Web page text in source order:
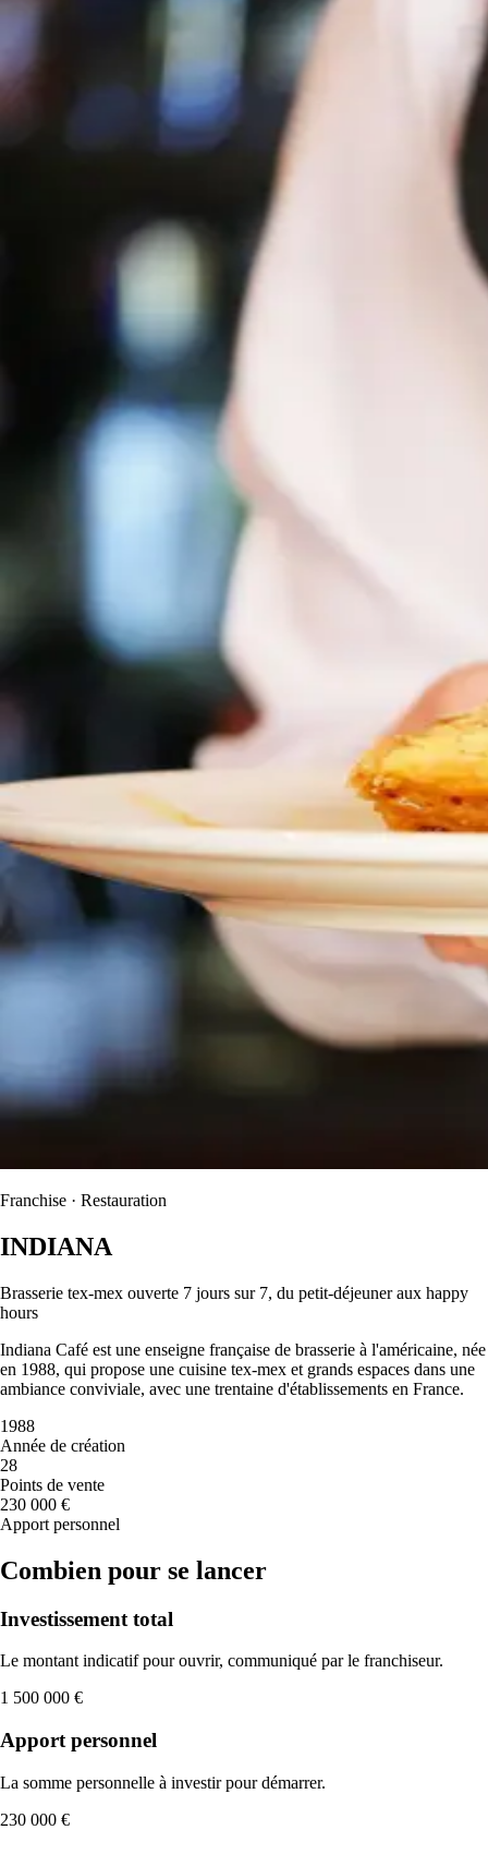
Franchise · Restauration
INDIANA
Brasserie tex-mex ouverte 7 jours sur 7, du petit-déjeuner aux happy
hours
Indiana Café est une enseigne française de brasserie à l'américaine, née
en 1988, qui propose une cuisine tex-mex et grands espaces dans une
ambiance conviviale, avec une trentaine d'établissements en France.
1988
Année de création
28
Points de vente
230 000 €
Apport personnel
Combien pour se lancer
Investissement total
Le montant indicatif pour ouvrir, communiqué par le franchiseur.
1 500 000 €
Apport personnel
La somme personnelle à investir pour démarrer.
230 000 €